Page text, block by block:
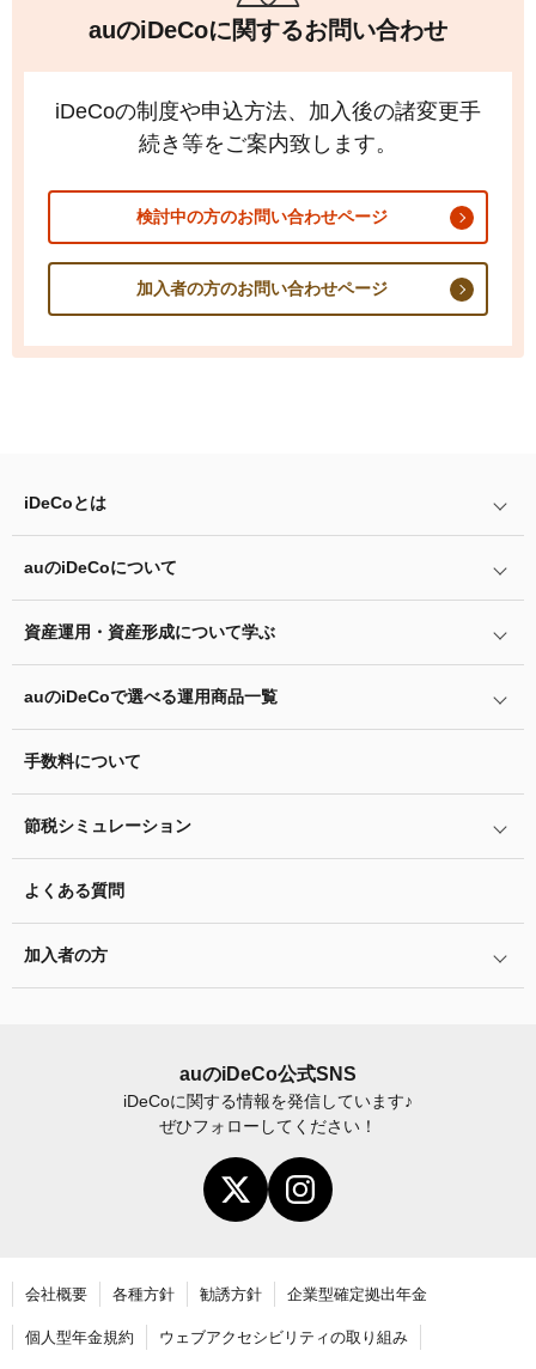
auのiDeCoに関するお問い合わせ
iDeCoの制度や申込方法、加入後の諸変更手
続き等をご案内致します。
検討中の方のお問い合わせページ
加入者の方のお問い合わせページ
iDeCoとは
iDeCoとは
iDeCoのメリットと留意点
掛金と拠出限度額
iDeCoの給付金について
脱退一時金について
auのiDeCoについて
auのiDeCoについて
の加入方法
他社のiDeCoからの変更方法
年単位拠出(掛金の納付月と金額を指定)について
お申込書類の書き方と記入例
資産運用・資産形成について学ぶ
あなたのお金を働き者に
マネーのレシピ
用語集
auのiDeCoで選べる運用商品一覧
リスク許容度診断
運用商品を知ろう
バランス型投資信託の選び方
指定運用方法について
手数料について
節税シミュレーション
ふるさと納税シミュレーション
よくある質問
加入者の方
加入後の諸変更手続きについて
お申し込み後に届く書類について
年末調整・確定申告の書き方と記入例
老齢給付金の請求手続き
auのiDeCo公式SNS
iDeCoに関する情報を発信しています♪
ぜひフォローしてください！
会社概要 各種方針 勧誘方針 企業型確定拠出年金
個人型年金規約 ウェブアクセシビリティの取り組み